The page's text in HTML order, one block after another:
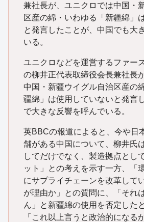
兼社長が、ユニクロでは中国・
区産の綿・いわゆる「新疆綿」
と発言したことが、中国でも大
いる。
ユニクロなどを運営するファー
の柳井正代表取締役会長兼社長
中国・新疆ウイグル自治区産の
疆綿」は使用していないと発言
で大きな反響を呼んでいる。
英BBCの報道によると、今や日
舗がある中国について、柳井氏
してだけでなく、製造拠点とし
ット」との考えを示す一方、「
にサプライチェーンを改革して
が理由か」との質問に、「それ
ん」と新疆綿の使用を否定した
「これ以上言うと政治的になる